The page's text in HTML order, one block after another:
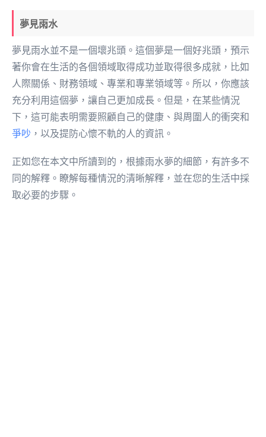
夢見雨水
夢見雨水並不是一個壞兆頭。這個夢是一個好兆頭，預示
著你會在生活的各個領域取得成功並取得很多成就，比如
人際關係、財務領域、專業和專業領域等。所以，你應該
充分利用這個夢，讓自己更加成長。但是，在某些情況
下，這可能表明需要照顧自己的健康、與周圍人的衝突和
爭吵 ，以及提防心懷不軌的人的資訊。
正如您在本文中所讀到的，根據雨水夢的細節，有許多不
同的解釋。瞭解每種情況的清晰解釋，並在您的生活中採
取必要的步驟。